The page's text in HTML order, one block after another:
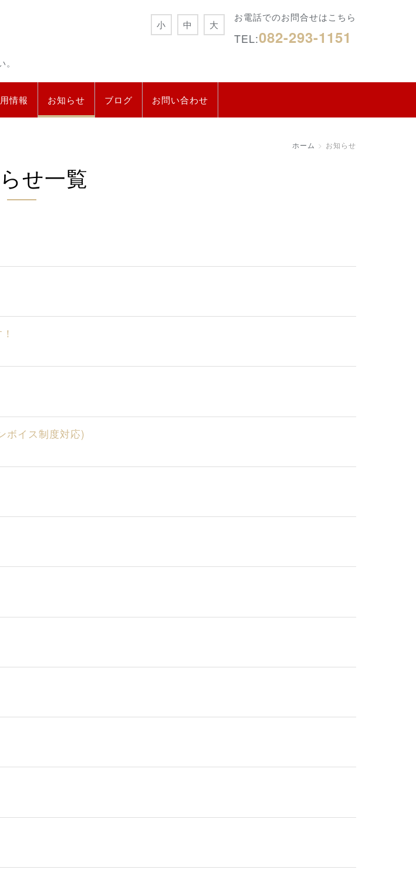
お電話でのお問合せはこちら
TEL:082-293-1151
小 中 大
情報 お知らせ ブログ お問い合わせ
ホーム お知らせ
せ一覧
ボイス制度対応)